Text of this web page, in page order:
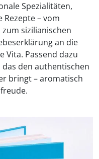
Spezialitäten,
Rezepte – vom
sizilianischen
an die
Vita. Passend dazu
den authentischen
bringt – aromatisch